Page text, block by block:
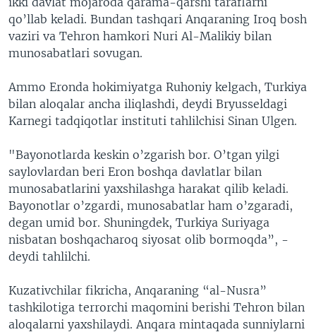
qo’llab keladi. Bundan tashqari Anqaraning Iroq bosh
vaziri va Tehron hamkori Nuri Al-Malikiy bilan
munosabatlari sovugan.
Ammo Eronda hokimiyatga Ruhoniy kelgach, Turkiya
bilan aloqalar ancha iliqlashdi, deydi Bryusseldagi
Karnegi tadqiqotlar instituti tahlilchisi Sinan Ulgen.
"Bayonotlarda keskin o’zgarish bor. O’tgan yilgi
saylovlardan beri Eron boshqa davlatlar bilan
munosabatlarini yaxshilashga harakat qilib keladi.
Bayonotlar o’zgardi, munosabatlar ham o’zgaradi,
degan umid bor. Shuningdek, Turkiya Suriyaga
nisbatan boshqacharoq siyosat olib bormoqda”, -
deydi tahlilchi.
Kuzativchilar fikricha, Anqaraning “al-Nusra”
tashkilotiga terrorchi maqomini berishi Tehron bilan
aloqalarni yaxshilaydi. Anqara mintaqada sunniylarni